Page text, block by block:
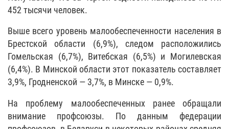
452 тысячи человек.
Выше всего уровень малообеспеченности населения в
Брестской области (6,9%), следом расположились
Гомельская (6,7%), Витебская (6,5%) и Могилевская
(6,4%). В Минской области этот показатель составляет
3,9%, Гродненской — 3,7%, в Минске — 0,9%.
На проблему малообеспеченных ранее обращали
внимание профсоюзы. По данным федерации